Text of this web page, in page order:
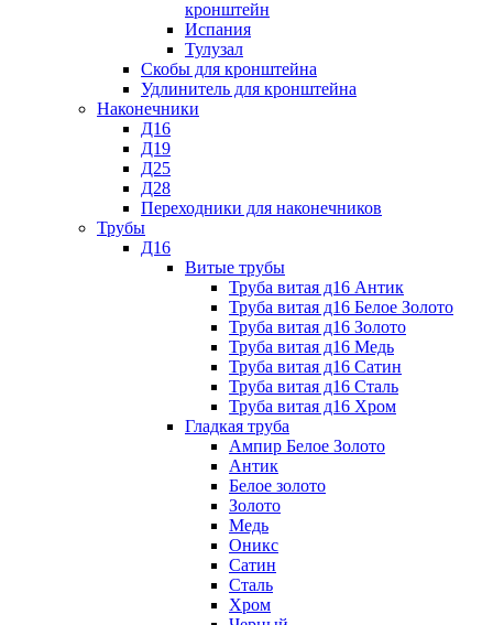
кронштейн
Испания
Тулузал
Скобы для кронштейна
Удлинитель для кронштейна
Наконечники
Д16
Д19
Д25
Д28
Переходники для наконечников
Трубы
Д16
Витые трубы
Труба витая д16 Антик
Труба витая д16 Белое Золото
Труба витая д16 Золото
Труба витая д16 Медь
Труба витая д16 Сатин
Труба витая д16 Сталь
Труба витая д16 Хром
Гладкая труба
Ампир Белое Золото
Антик
Белое золото
Золото
Медь
Оникс
Сатин
Сталь
Хром